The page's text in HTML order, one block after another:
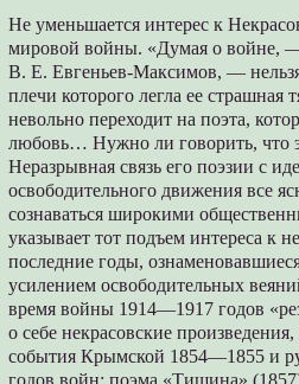
Не уменьшается интерес к
мировой войны. «Думая о войне,
В. Е. Евгеньев-Максимов, —
плечи которого легла ее
невольно переходит на поэта,
любовь… Нужно ли говорить, что
Неразрывная связь его поэзии с
освободительного движения все
сознаваться широкими
указывает тот подъем интереса к
последние годы,
усилением освободительных
время войны 1914—1917 годов
о себе некрасовские
события Крымской 1854—1855 и
годов войн: поэма «Тишина»